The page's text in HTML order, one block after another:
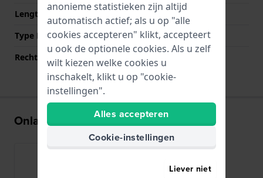
Lengte band op 6 uur (mm) 120 mm
Type Bevestiging
Bandpennen
Rechte aanzet
Onlangs bekeken
anonieme statistieken zijn altijd
automatisch actief; als u op "alle
cookies accepteren" klikt, accepteert
u ook de optionele cookies. Als u zelf
wilt kiezen welke cookies u
inschakelt, klikt u op "cookie-
instellingen".
Alles accepteren
Cookie-instellingen
Liever niet